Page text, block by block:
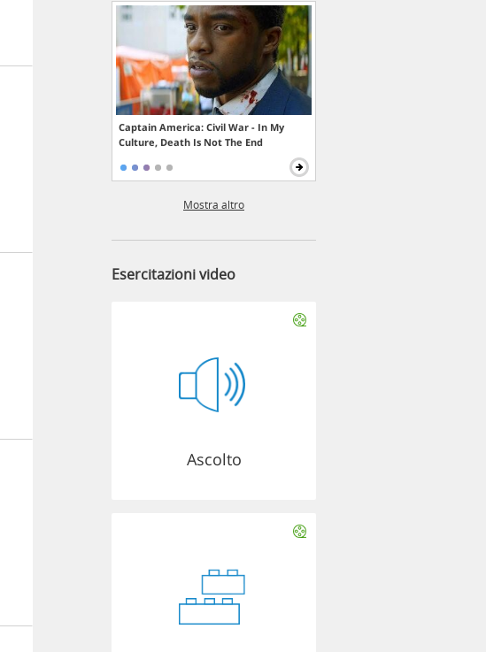
Captain America: Civil War - In My
Culture, Death Is Not The End
Mostra altro
Esercitazioni video
Ascolto